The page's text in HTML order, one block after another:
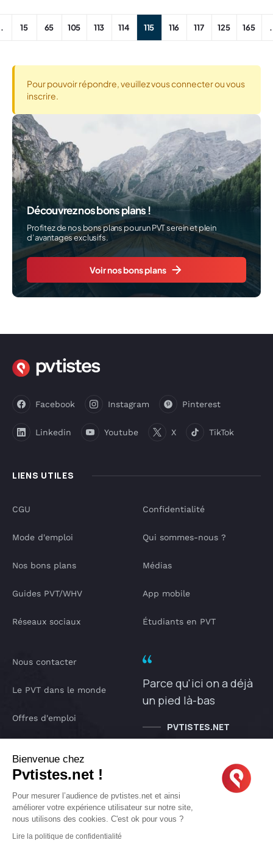
15 65 105 113 114 115 116 117 125 165
Pour pouvoir répondre, veuillez vous connecter ou vous
inscrire.
Découvrez nos bons plans !
Profitez de nos bons plans pour un PVT serein et plein
d’avantages exclusifs.
Voir nos bons plans
LIENS UTILES
Facebook Instagram Pinterest
Linkedin Youtube X TikTok
CGU
Mode d'emploi
Nos bons plans
Guides PVT/WHV
Réseaux sociaux
Confidentialité
Qui sommes-nous ?
Médias
App mobile
Étudiants en PVT
Nous contacter
Le PVT dans le monde
Offres d'emploi
IA pvtistes
Parce qu'ici on a déjà
un pied là-bas
PVTISTES.NET
Copyright © 2005-2026 pvtistes.net
Bienvenue chez
Pvtistes.net !
Pour mesurer l’audience de pvtistes.net et ainsi
améliorer votre expérience utilisateur sur notre site,
nous utilisons des cookies. C'est ok pour vous ?
Lire la politique de confidentialité